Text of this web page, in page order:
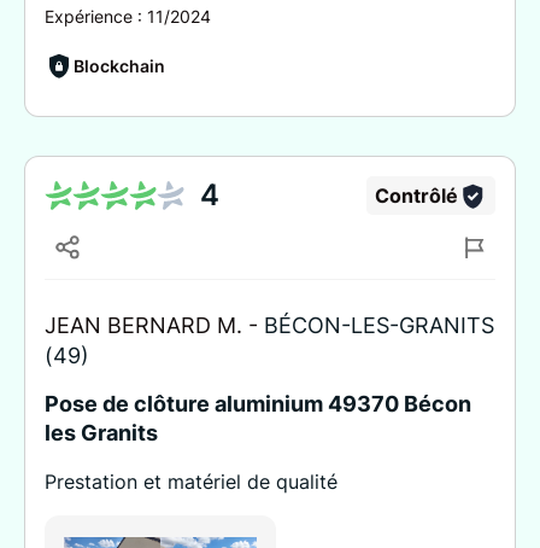
Expérience : 11/2024
Blockchain
4 Contrôlé
JEAN BERNARD M. - BÉCON-LES-GRANITS
(49)
Pose de clôture aluminium 49370 Bécon
les Granits
Prestation et matériel de qualité